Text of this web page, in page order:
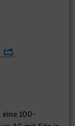
eine 100-